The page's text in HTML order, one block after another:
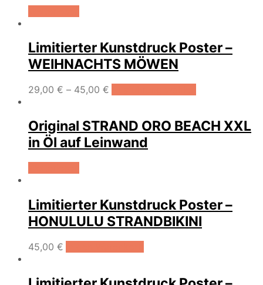
Limitierter Kunstdruck Poster –
WEIHNACHTS MÖWEN
29,00 € – 45,00 €
Original STRAND ORO BEACH XXL
in Öl auf Leinwand
Limitierter Kunstdruck Poster –
HONULULU STRANDBIKINI
45,00 €